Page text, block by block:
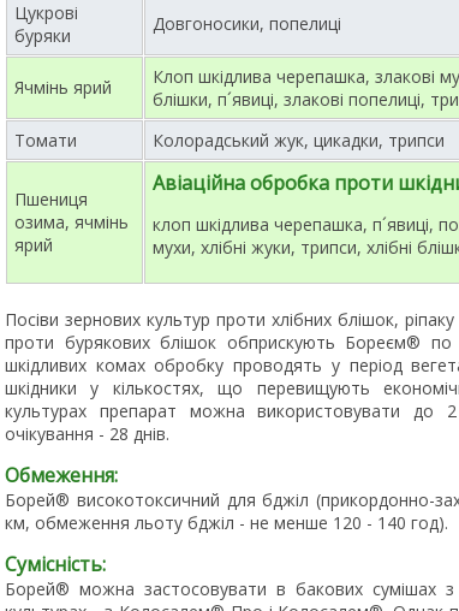
Цукрові
буряки
Довгоносики, попелиці
Ячмінь ярий
Клоп шкідлива черепашка, злакові
блішки, п´явиці, злакові попелиці,
Томати Колорадський жук, цикадки, трипси
Пшениця
озима, ячмінь
ярий
Авіаційна обробка проти
клоп шкідлива черепашка, п´явиці,
мухи, хлібні жуки, трипси, хлібні
Посіви зернових культур проти хлібних блішок,
проти бурякових блішок обприскують Бореєм® по
шкідливих комах обробку проводять у період
шкідники у кількостях, що перевищують
культурах препарат можна використовувати до
очікування - 28 днів.
Обмеження:
Борей® високотоксичний для бджіл (прикордонно-
км, обмеження льоту бджіл - не менше 120 - 140
Сумісність:
Борей® можна застосовувати в бакових сумішах з